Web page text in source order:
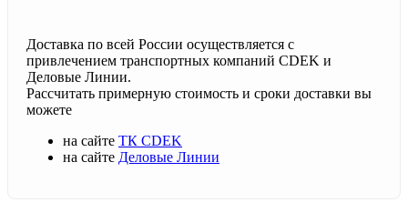
Доставка по всей России осуществляется с
привлечением транспортных компаний CDEK и
Деловые Линии.
Рассчитать примерную стоимость и сроки доставки вы
можете
на сайте ТК CDEK
на сайте Деловые Линии